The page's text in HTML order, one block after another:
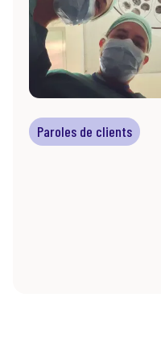
Paroles de clients